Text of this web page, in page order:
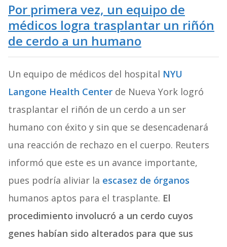
Por primera vez, un equipo de
médicos logra trasplantar un riñón
de cerdo a un humano
Un equipo de médicos del hospital NYU
Langone Health Centerde Nueva York logró
trasplantar el riñón de un cerdo a un ser
humano con éxito y sin que se desencadenará
una reacción de rechazo en el cuerpo. Reuters
informó que este es un avance importante,
pues podría aliviar la escasez de órganos
humanos aptos para el trasplante. El
procedimiento involucró a un cerdo cuyos
genes habían sido alterados para que sus